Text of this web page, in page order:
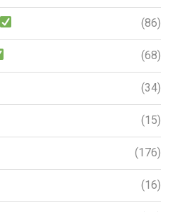
(86)
(68)
(34)
(15)
(176)
(16)